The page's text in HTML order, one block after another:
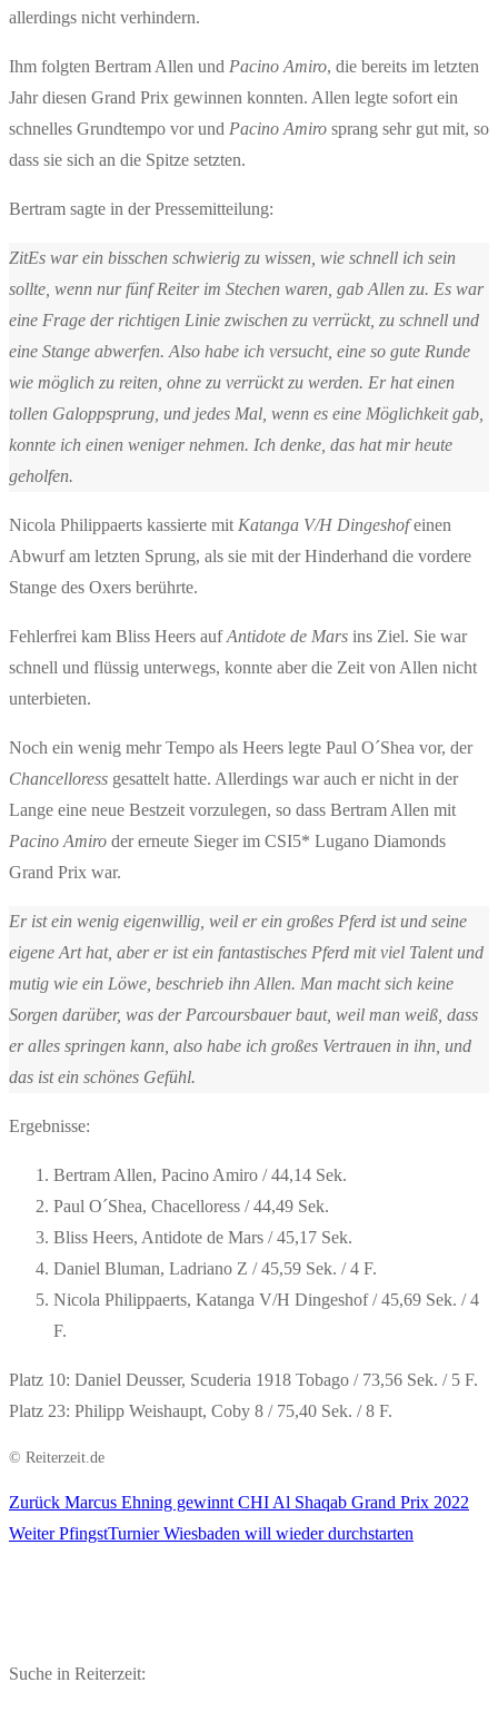
allerdings nicht verhindern.
Ihm folgten Bertram Allen und Pacino Amiro, die bereits im letzten
Jahr diesen Grand Prix gewinnen konnten. Allen legte sofort ein
schnelles Grundtempo vor und Pacino Amiro sprang sehr gut mit, so
dass sie sich an die Spitze setzten.
Bertram sagte in der Pressemitteilung:
ZitEs war ein bisschen schwierig zu wissen, wie schnell ich sein
sollte, wenn nur fünf Reiter im Stechen waren, gab Allen zu. Es war
eine Frage der richtigen Linie zwischen zu verrückt, zu schnell und
eine Stange abwerfen. Also habe ich versucht, eine so gute Runde
wie möglich zu reiten, ohne zu verrückt zu werden. Er hat einen
tollen Galoppsprung, und jedes Mal, wenn es eine Möglichkeit gab,
konnte ich einen weniger nehmen. Ich denke, das hat mir heute
geholfen.
Nicola Philippaerts kassierte mit Katanga V/H Dingeshofeinen
Abwurf am letzten Sprung, als sie mit der Hinderhand die vordere
Stange des Oxers berührte.
Fehlerfrei kam Bliss Heers aufAntidote de Mars ins Ziel. Sie war
schnell und flüssig unterwegs, konnte aber die Zeit von Allen nicht
unterbieten.
Noch ein wenig mehr Tempo als Heers legte Paul O´Shea vor, der
Chancelloress gesattelt hatte. Allerdings war auch er nicht in der
Lange eine neue Bestzeit vorzulegen, so dass Bertram Allen mit
Pacino Amiro der erneute Sieger im CSI5* Lugano Diamonds
Grand Prix war.
Er ist ein wenig eigenwillig, weil er ein großes Pferd ist und seine
eigene Art hat, aber er ist ein fantastisches Pferd mit viel Talent und
mutig wie ein Löwe, beschrieb ihn Allen. Man macht sich keine
Sorgen darüber, was der Parcoursbauer baut, weil man weiß, dass
er alles springen kann, also habe ich großes Vertrauen in ihn, und
das ist ein schönes Gefühl.
Ergebnisse:
Bertram Allen, Pacino Amiro / 44,14 Sek.
Paul O´Shea, Chacelloress / 44,49 Sek.
Bliss Heers, Antidote de Mars / 45,17 Sek.
Daniel Bluman, Ladriano Z / 45,59 Sek. / 4 F.
Nicola Philippaerts, Katanga V/H Dingeshof / 45,69 Sek. / 4
F.
Platz 10: Daniel Deusser, Scuderia 1918 Tobago / 73,56 Sek. / 5 F.
Platz 23: Philipp Weishaupt, Coby 8 / 75,40 Sek. / 8 F.
© Reiterzeit.de
Beitragsnavigation
Zurück Vorheriger
Beitrag:
Marcus Ehning gewinnt CHI Al Shaqab Grand Prix 2022
Weiter Nächster
PfingstTurnier Wiesbaden will wieder durchstarten
Suche in Reiterzeit: